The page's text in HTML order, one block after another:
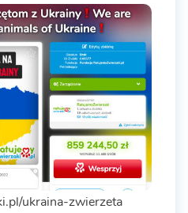
ukraina-zwierzeta